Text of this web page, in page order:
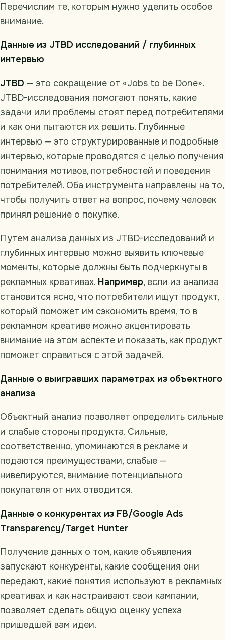
Перечислим те, которым нужно уделить особое
внимание.
Данные из JTBD исследований / глубинных
интервью
JTBD — это сокращение от «Jobs to be Done».
JTBD-исследования помогают понять, какие
задачи или проблемы стоят перед потребителями
и как они пытаются их решить. Глубинные
интервью — это структурированные и подробные
интервью, которые проводятся с целью получения
понимания мотивов, потребностей и поведения
потребителей. Оба инструмента направлены на то,
чтобы получить ответ на вопрос, почему человек
принял решение о покупке.
Путем анализа данных из JTBD-исследований и
глубинных интервью можно выявить ключевые
моменты, которые должны быть подчеркнуты в
рекламных креативах. Например, если из анализа
становится ясно, что потребители ищут продукт,
который поможет им сэкономить время, то в
рекламном креативе можно акцентировать
внимание на этом аспекте и показать, как продукт
поможет справиться с этой задачей.
Данные о выигравших параметрах из объектного
анализа
Объектный анализ позволяет определить сильные
и слабые стороны продукта. Сильные,
соответственно, упоминаются в рекламе и
подаются преимуществами, слабые —
нивелируются, внимание потенциального
покупателя от них отводится.
Данные о конкурентах из FB/Google Ads
Transparency/Target Hunter
Получение данных о том, какие объявления
запускают конкуренты, какие сообщения они
передают, какие понятия используют в рекламных
креативах и как настраивают свои кампании,
позволяет сделать общую оценку успеха
пришедшей вам идеи.